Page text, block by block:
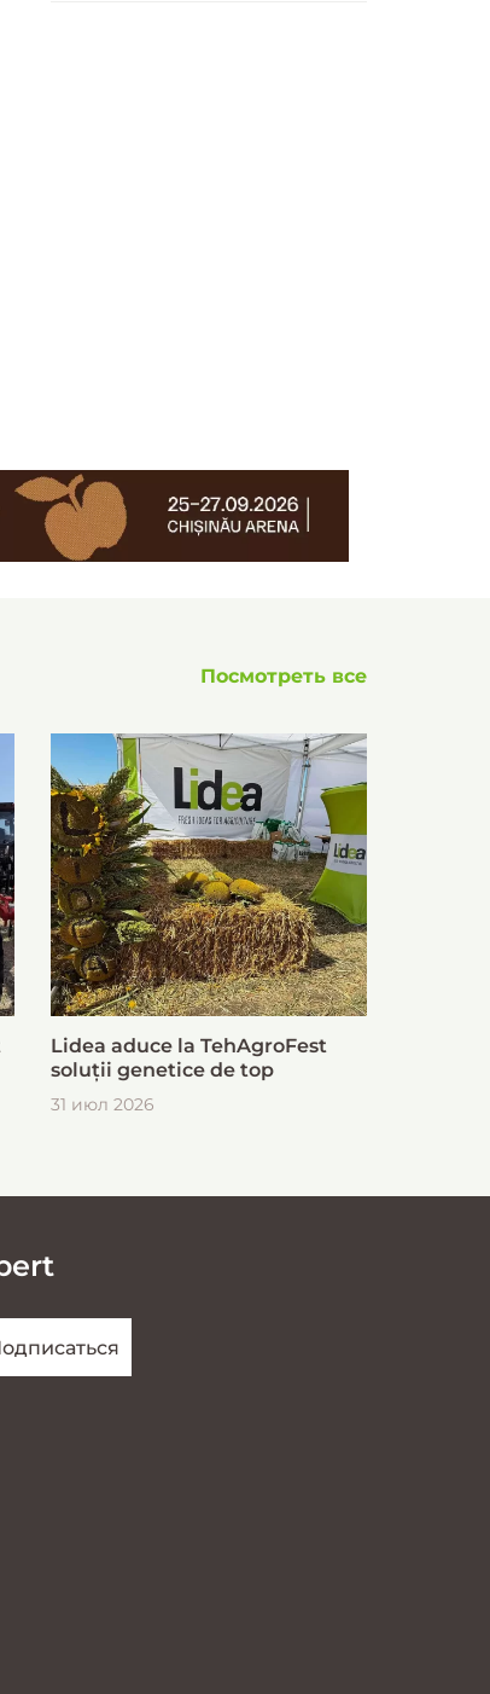
Посмотреть все
Lidea aduce la TehAgroFest
soluții genetice de top
31 июл 2026